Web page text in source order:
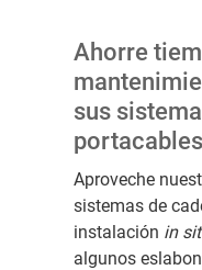
Ahorre
sus
portacables
Aproveche
sistemas de
instalación in
algunos